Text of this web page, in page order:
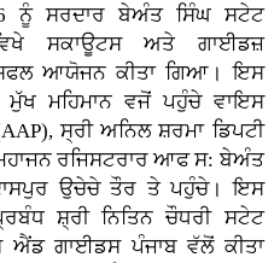
ਸਰਦਾਰ ਬੇਅੰਤ ਸਿੰਘ ਸਟੇਟ
ਵਿਖੇ ਸਕਾਊਟਸ ਅਤੇ ਗਾਈਡਜ਼
ਆਯੋਜਨ ਕੀਤਾ ਗਿਆ। ਇਸ
ਮਹਿਮਾਨ ਵਜੋਂ ਪਹੁੰਚੇ ਵਾਇਸ
ਸ੍ਰੀ ਅਨਿਲ ਸ਼ਰਮਾ ਡਿਪਟੀ
ਰਜਿਸਟਰਾਰ ਆਫ ਸ: ਬੇਅੰਤ
ਉਚੇਚੇ ਤੌਰ ਤੇ ਪਹੁੰਚੇ। ਇਸ
ਸ਼੍ਰੀ ਨਿਤਿਨ ਚੌਧਰੀ ਸਟੇਟ
ਐਂਡ ਗਾਈਡਸ ਪੰਜਾਬ ਵੱਲੋਂ ਕੀਤਾ